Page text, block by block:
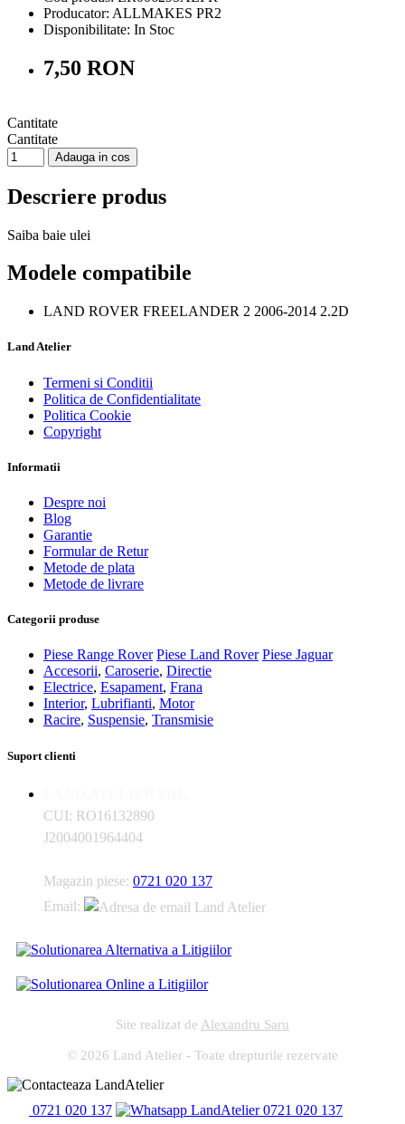
Producator: ALLMAKES PR2
Disponibilitate: In Stoc
7,50 RON
Cantitate
Cantitate
Adauga in cos
Descriere produs
Saiba baie ulei
Modele compatibile
LAND ROVER FREELANDER 2 2006-2014 2.2D
Land Atelier
Termeni si Conditii
Politica de Confidentialitate
Politica Cookie
Copyright
Informatii
Despre noi
Blog
Garantie
Formular de Retur
Metode de plata
Metode de livrare
Categorii produse
Piese Range Rover Piese Land Rover Piese Jaguar
Accesorii, Caroserie, Directie
Electrice, Esapament, Frana
Interior, Lubrifianti, Motor
Racire, Suspensie, Transmisie
Suport clienti
CUI: RO16132890
J2004001964404
Magazin piese: 0721 020 137
Email:
Site realizat de Alexandru Saru
© 2026 Land Atelier - Toate drepturile rezervate
0721 020 137 0721 020 137